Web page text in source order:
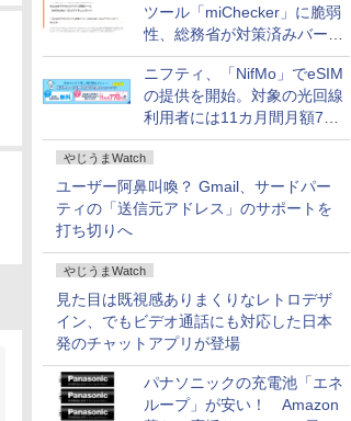
ツール「miChecker」に脆弱
性、総務省が対策済みバージ
ョンへの更新を呼び掛け
ニフティ、「NifMo」でeSIM
の提供を開始。対象の光回線
利用者には11カ月間月額770
円割引のキャンペーン
やじうまWatch
ユーザー阿鼻叫喚？ Gmail、サードパー
ティの「送信元アドレス」のサポートを
打ち切りへ
やじうまWatch
見た目は既視感ありまくりなレトロデザ
イン、でもビデオ通話にも対応した日本
発のチャットアプリが登場
パナソニックの充電池「エネ
ループ」が安い！ Amazon